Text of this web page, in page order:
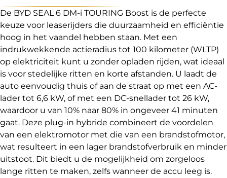
De BYD SEAL 6 DM-i TOURING Boost is de perfecte
keuze voor leaserijders die duurzaamheid en efficiëntie
hoog in het vaandel hebben staan. Met een
indrukwekkende actieradius tot 100 kilometer (WLTP)
op elektriciteit kunt u zonder opladen rijden, wat ideaal
is voor stedelijke ritten en korte afstanden. U laadt de
auto eenvoudig thuis of aan de straat op met een AC-
lader tot 6,6 kW, of met een DC-snellader tot 26 kW,
waardoor u van 10% naar 80% in ongeveer 41 minuten
gaat. Deze plug-in hybride combineert de voordelen
van een elektromotor met die van een brandstofmotor,
wat resulteert in een lager brandstofverbruik en minder
uitstoot. Dit biedt u de mogelijkheid om zorgeloos
lange ritten te maken, zelfs wanneer de accu leeg is.